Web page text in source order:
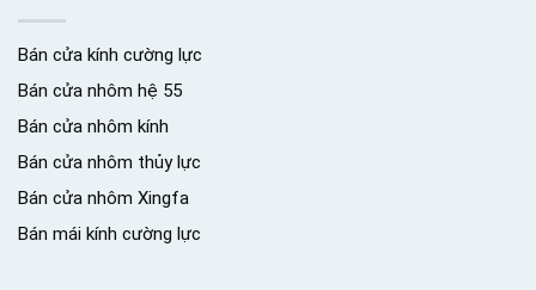
Bán cửa kính cường lực
Bán cửa nhôm hệ 55
Bán cửa nhôm kính
Bán cửa nhôm thủy lực
Bán cửa nhôm Xingfa
Bán mái kính cường lực